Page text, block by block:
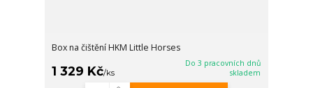
Box na čištění HKM Little Horses
1 329 Kč/ks
Do 3 pracovních dnů
skladem